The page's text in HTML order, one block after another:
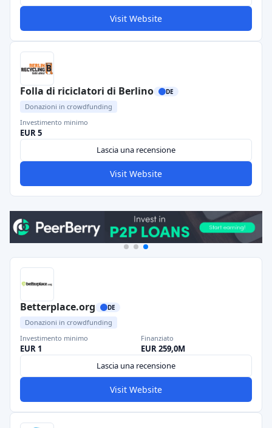
Visit Website
Folla di riciclatori di Berlino DE
Donazioni in crowdfunding
Investimento minimo
EUR 5
Lascia una recensione
Visit Website
Betterplace.org DE
Donazioni in crowdfunding
Investimento minimo
EUR 1
Finanziato
EUR 259,0M
Lascia una recensione
Visit Website